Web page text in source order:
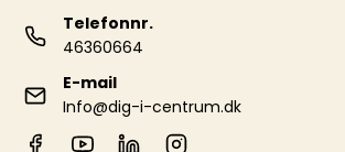
Telefonnr.
46360664
E-mail
Info@dig-i-centrum.dk